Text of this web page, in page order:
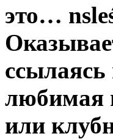
это…
ссылаясь
любимая
или